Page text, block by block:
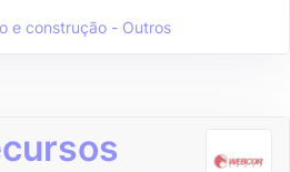
e construção - Outros